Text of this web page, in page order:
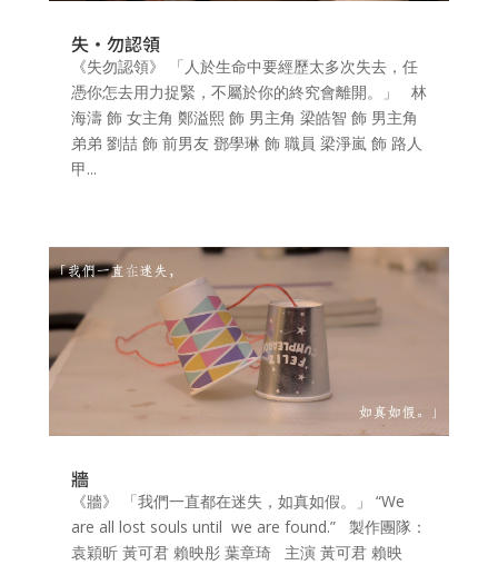
失·勿認領
《失勿認領》 「人於生命中要經歷太多次失去，任
憑你怎去用力捉緊，不屬於你的終究會離開。」 林
海濤 飾 女主角 鄭溢熙 飾 男主角 梁皓智 飾 男主角
弟弟 劉喆 飾 前男友 鄧學琳 飾 職員 梁淨嵐 飾 路人
甲...
牆
《牆》 「我們一直都在迷失，如真如假。」 “We
are all lost souls until we are found.” 製作團隊：
袁穎昕 黃可君 賴映彤 葉章琦 主演 黃可君 賴映